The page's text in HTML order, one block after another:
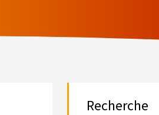
Recherche